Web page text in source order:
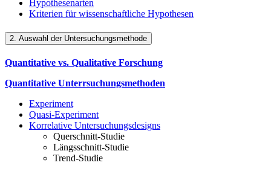
Hypothesenarten
Kriterien für wissenschaftliche Hypothesen
2. Auswahl der Untersuchungsmethode
Quantitative vs. Qualitative Forschung
Quantitative Unterrsuchungsmethoden
Experiment
Quasi-Experiment
Korrelative Untersuchungsdesigns
Querschnitt-Studie
Längsschnitt-Studie
Trend-Studie